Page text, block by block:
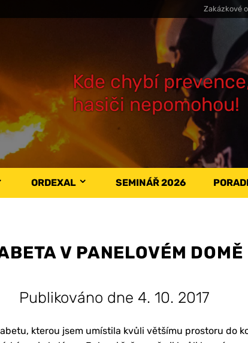
Zakázkové
Kde chybí
hasiči nepomohou!
ORDEXAL SEMINÁŘ 2026
V PANELOVÉM DOMĚ
Publikováno dne 4. 10. 2017
kterou jsem umístila kvůli většímu prostoru do